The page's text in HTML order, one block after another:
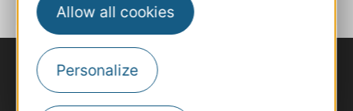
Allow all cookies
Personalize